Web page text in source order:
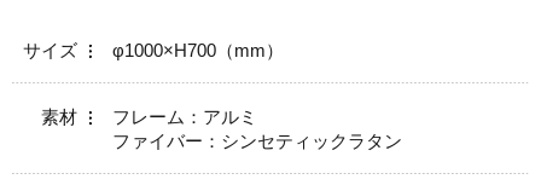
サイズ φ1000×H700（mm）
素材
フレーム：アルミ
ファイバー：シンセティックラタン